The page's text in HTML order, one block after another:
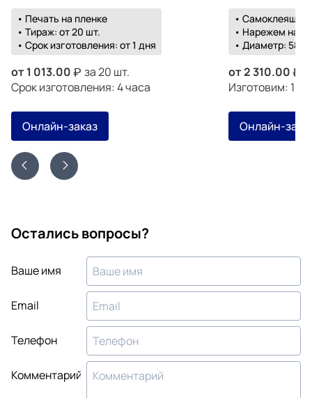
• Печать на пленке
• Тираж: от 20 шт.
• Срок изготовления: от 1 дня
от 1 013.00
за 20 шт.
Срок изготовления: 4 часа
Онлайн-заказ
•
• Нарежем на
• Диаметр: 58-
от2 310.00
Изготовим: 18
Онлайн-
Остались вопросы?
Ваше имя
Email
Телефон
Комментарий